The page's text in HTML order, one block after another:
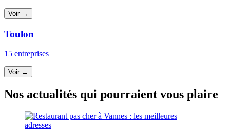
Voir →
Toulon
15 entreprises
Voir →
Nos actualités qui pourraient vous plaire